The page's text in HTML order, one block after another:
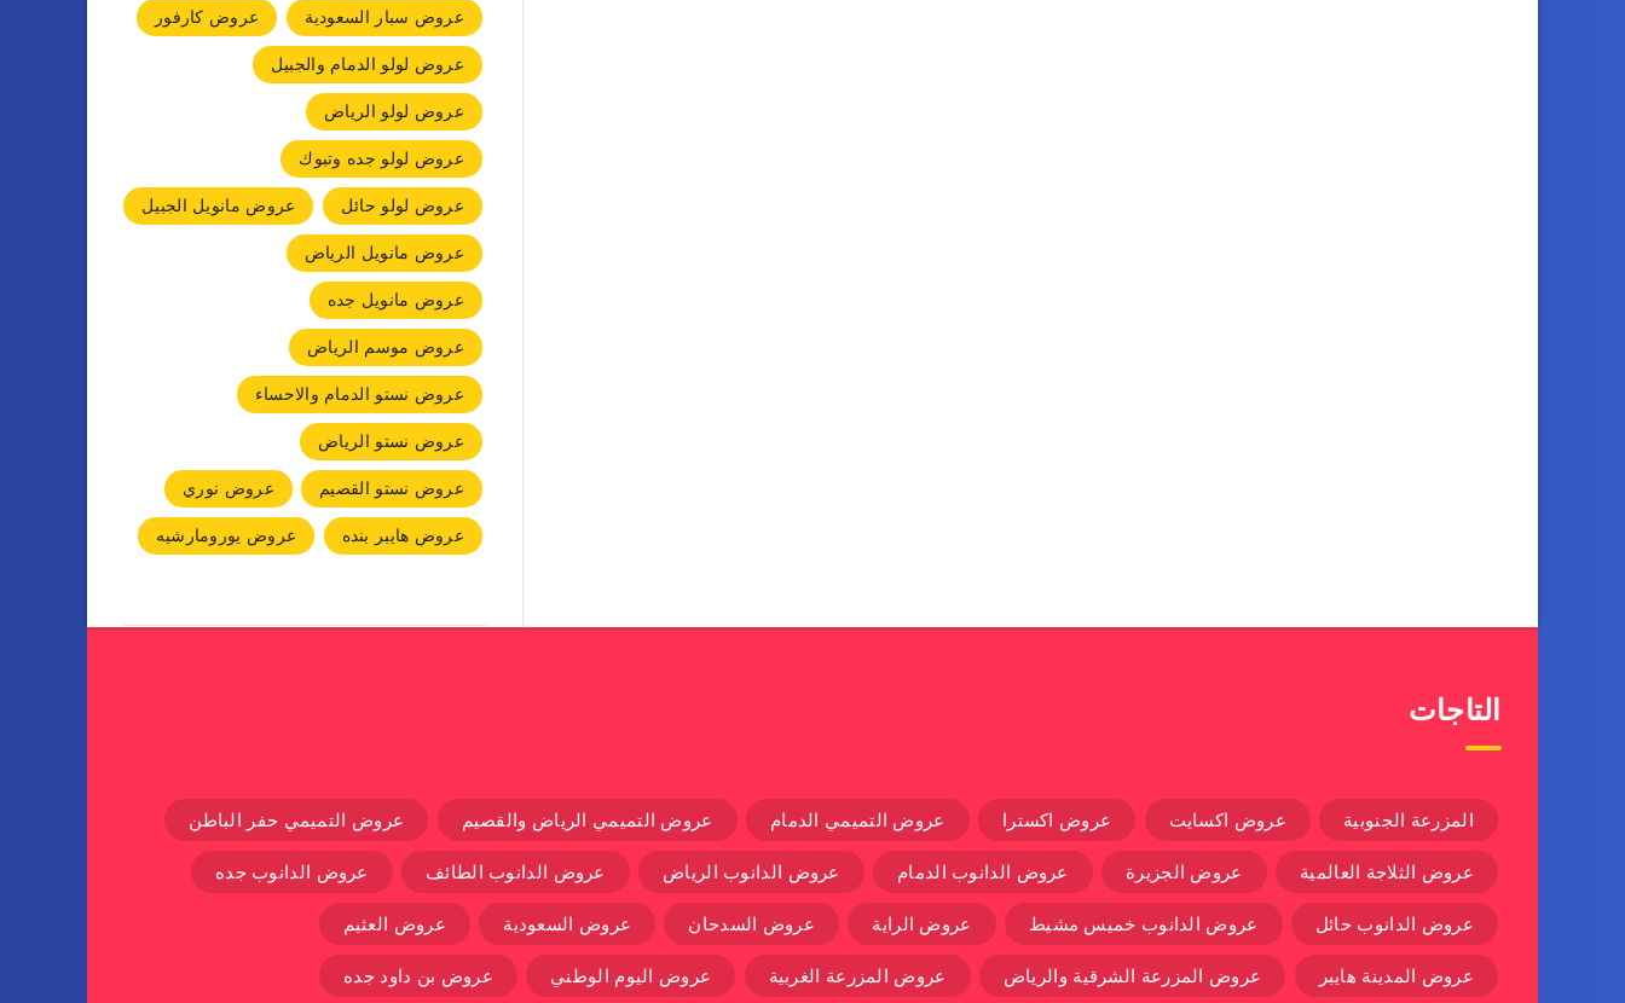
عروض سبار السعودية
عروض كارفور
عروض لولو الدمام والجبيل
عروض لولو الرياض
عروض لولو جده وتبوك
عروض لولو حائل
عروض مانويل الجبيل
عروض مانويل الرياض
عروض مانويل جده
عروض موسم الرياض
عروض نستو الدمام والاحساء
عروض نستو الرياض
عروض نستو القصيم
عروض نوري
عروض هايبر بنده
عروض يورومارشيه
التاجات
المزرعة الجنوبية عروض اكسايت عروض اكسترا عروض التميمي الدمام عروض التميمي الرياض والقصيم عروض التميمي حفر الباطن
عروض الثلاجة العالمية عروض الجزيرة عروض الدانوب الدمام عروض الدانوب الرياض عروض الدانوب الطائف عروض الدانوب جده
عروض الدانوب حائل عروض الدانوب خميس مشيط عروض الراية عروض السدحان عروض السعودية عروض العثيم
عروض المدينة هايبر عروض المزرعة الشرقية والرياض عروض المزرعة الغربية عروض اليوم الوطني عروض بن داود جده